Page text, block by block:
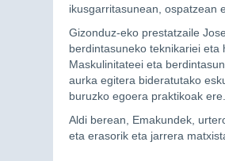
ikusgarritasunean, ospatzean
Gizonduz-eko prestatzaile
berdintasuneko teknikariei eta
Maskulinitateei eta
aurka egitera bideratutako
buruzko egoera praktikoak ere.
Aldi berean, Emakundek,
eta erasorik eta jarrera